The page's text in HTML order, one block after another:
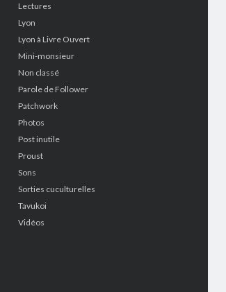
Lectures
Lyon
Lyon à Livre Ouvert
Mini-monsieur
Non classé
Parole de Follower
Patchwork
Photos
Post inutile
Proust
Sons
Sorties cuculturelles
Tavukoi
Vidéos